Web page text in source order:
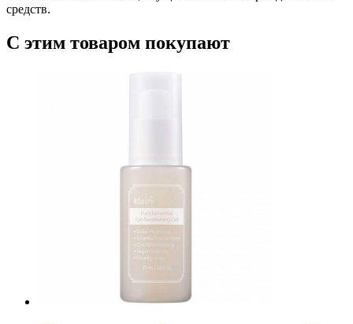
средств.
С этим товаром покупают